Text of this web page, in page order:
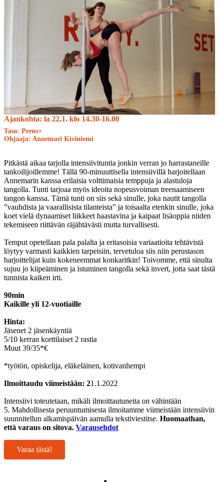
Ajankohta: la 22.1. klo 14.30-16.00
Taso: Perus+
Ohjaaja: Annemari Kiviniemi
Pitkästä aikaa tarjolla intensiivituntia jonkin verran jo harrastaneille
tankoilijoillemme! Tällä 90-minuuttisella intensiivillä harjoitellaan
Annemarin kanssa erilaisia volttimaisia temppuja ja alastuloja
tangolla. Tunti tarjoaa myös ideoita nopeusvoiman treenaamiseen
tangon kanssa. Tämä tunti on siis sekä sinulle, joka nautit tangolla
”vauhdista ja vaarallisista tilanteista” ja toisaalta etenkin sinulle, joka
koet vielä dynaamiset liikkeet haastavina ja kaipaat lisäoppia niiden
tekemiseen riittävän räjähtävästi mutta turvallisesti.
Temput opetellaan pala palalta ja eritasoisia variaatioita tehtävistä
löytyy varmasti kaikkien tarpeisiin, tervetuloa siis niin perustason
harjoittelijat kuin kokeneemmat konkaritkin! Toivomme, että sinulta
sujuu jo kiipeäminen ja istuminen tangolla sekä invert, jotta saat tästä
tunnista kaiken irti.
90min
Kaikille yli 12-vuotiaille
Hinta:
Jäsenet 2 jäsenkäyntiä
5/10 kerran korttilaiset 2 rastia
Muut 39/35*€
*työtön, opiskelija, eläkeläinen, kotivanhempi
Ilmoittaudu viimeistään: 21.1.2022
Intensiivi toteutetaan, mikäli ilmoittautuneita on vähintään
5. Mahdollisesta peruuntumisesta ilmoitamme viimeistään intensiivin
suunnitellun alkamispäivän aamulla tekstiviestitse. Huomaathan,
että varaus on sitova. Varausehdot
Varaa tästä!